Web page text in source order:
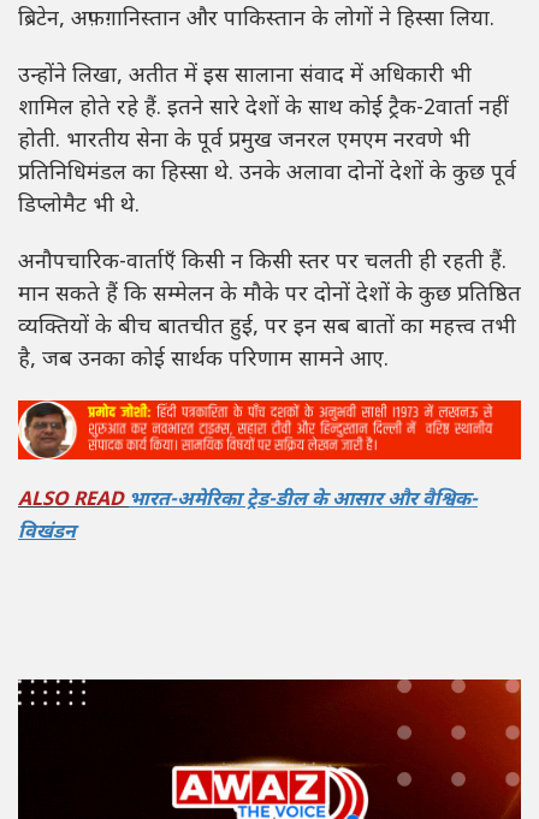
ब्रिटेन, अफ़ग़ानिस्तान और पाकिस्तान के लोगों ने हिस्सा लिया.
उन्होंने लिखा, अतीत में इस सालाना संवाद में अधिकारी भी
शामिल होते रहे हैं. इतने सारे देशों के साथ कोई ट्रैक-2वार्ता नहीं
होती. भारतीय सेना के पूर्व प्रमुख जनरल एमएम नरवणे भी
प्रतिनिधिमंडल का हिस्सा थे. उनके अलावा दोनों देशों के कुछ पूर्व
डिप्लोमैट भी थे.
अनौपचारिक-वार्ताएँ किसी न किसी स्तर पर चलती ही रहती हैं.
मान सकते हैं कि सम्मेलन के मौके पर दोनों देशों के कुछ प्रतिष्ठित
व्यक्तियों के बीच बातचीत हुई, पर इन सब बातों का महत्त्व तभी
है, जब उनका कोई सार्थक परिणाम सामने आए.
ALSO READभारत-अमेरिका ट्रेड-डील के आसार और वैश्विक-
विखंडन